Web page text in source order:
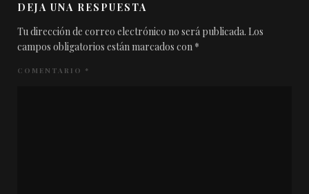
DEJA UNA RESPUESTA
Tu dirección de correo electrónico no será publicada. Los
campos obligatorios están marcados con *
COMENTARIO *